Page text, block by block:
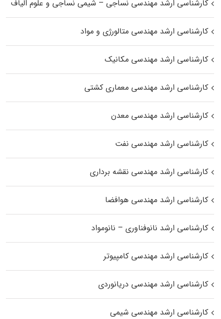
کارشناسی ارشد مهندسی نساجی – شیمی نساجی و علوم الیاف
کارشناسی ارشد مهندسی متالورژی و مواد
کارشناسی ارشد مهندسی مکانیک
کارشناسی ارشد مهندسی معماری کشتی
کارشناسی ارشد مهندسی معدن
کارشناسی ارشد مهندسی نفت
کارشناسی ارشد مهندسی نقشه برداری
کارشناسی ارشد مهندسی هوافضا
کارشناسی ارشد نانوفناوری – نانومواد
کارشناسی ارشد مهندسی کامپیوتر
کارشناسی ارشد مهندسی دریانوردی
کارشناسی ارشد مهندسی شیمی